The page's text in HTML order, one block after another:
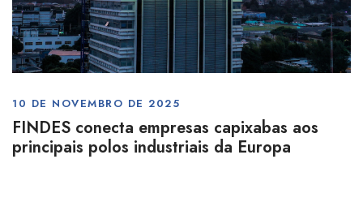
10 DE NOVEMBRO DE 2025
FINDES conecta empresas capixabas aos
principais polos industriais da Europa